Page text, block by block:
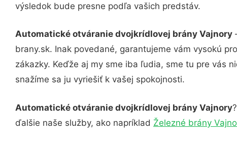
výsledok bude presne podľa vašich predstáv.
Automatické otváranie dvojkrídlovej brány Vajnory
brany.sk. Inak povedané, garantujeme vám vysokú
zákazky. Keďže aj my sme iba ľudia, sme tu pre vás
snažíme sa ju vyriešiť k vašej spokojnosti.
Automatické otváranie dvojkrídlovej brány Vajnory
ďalšie naše služby, ako napríklad Železné brány